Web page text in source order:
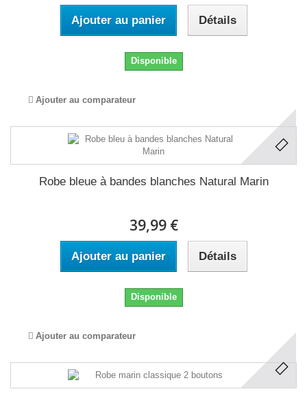
Ajouter au panier Détails
Disponible
Ajouter au comparateur
Robe bleue à bandes blanches Natural Marin
39,99 €
Ajouter au panier Détails
Disponible
Ajouter au comparateur